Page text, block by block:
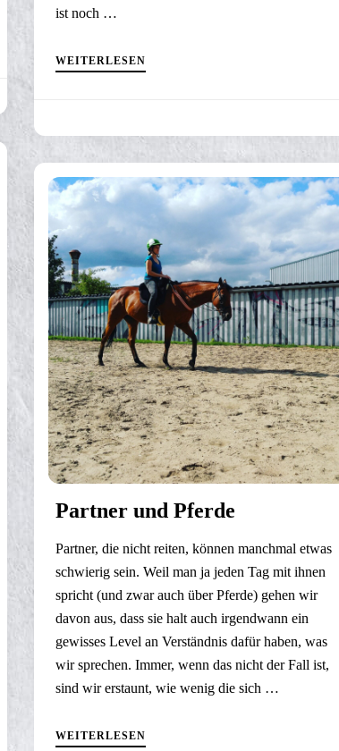
ist noch …
WEITERLESEN
Partner und Pferde
Partner, die nicht reiten, können manchmal etwas
schwierig sein. Weil man ja jeden Tag mit ihnen
spricht (und zwar auch über Pferde) gehen wir
davon aus, dass sie halt auch irgendwann ein
gewisses Level an Verständnis dafür haben, was
wir sprechen. Immer, wenn das nicht der Fall ist,
sind wir erstaunt, wie wenig die sich …
WEITERLESEN